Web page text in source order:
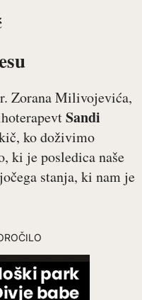
Zorana Milivojevića,
Sandi
ko doživimo
ki je posledica naše
stanja, ki nam je